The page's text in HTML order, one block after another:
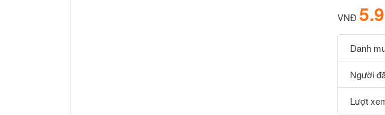
VNĐ
Danh
Người
Lượt